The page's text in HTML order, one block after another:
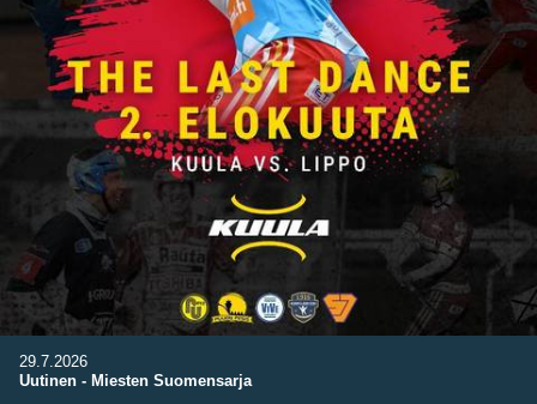
29.7.2026
Uutinen - Miesten Suomensarja